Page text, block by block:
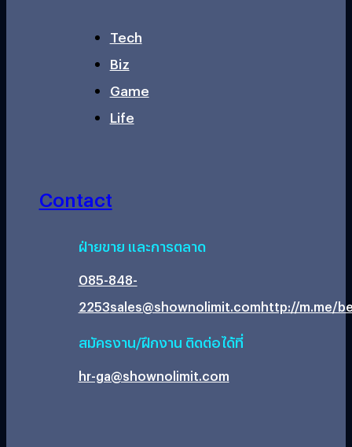
Tech
Biz
Game
Life
Contact
ฝ่ายขาย และการตลาด
085-848-
2253sales@shownolimit.comhttp://m.me/
สมัครงาน/ฝึกงาน ติดต่อได้ที่
hr-ga@shownolimit.com